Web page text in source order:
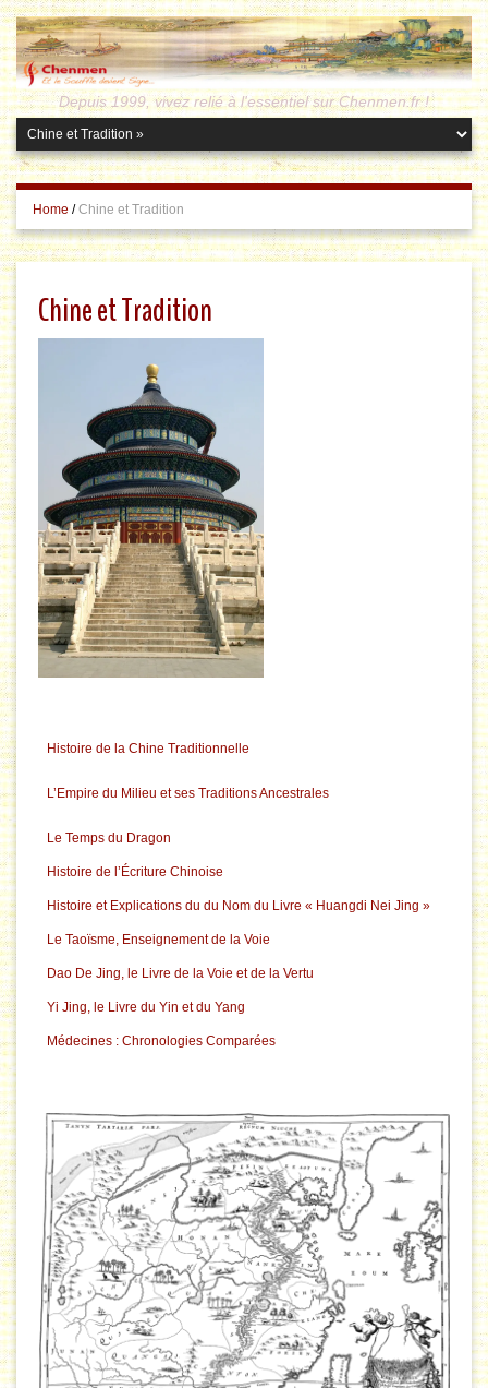
Depuis 1999, vivez relié à l'essentiel sur Chenmen.fr !
Home / Chine et Tradition
Chine et Tradition
Histoire de la Chine Traditionnelle
L’Empire du Milieu et ses Traditions Ancestrales
Le Temps du Dragon
Histoire de l’Écriture Chinoise
Histoire et Explications du du Nom du Livre « Huangdi Nei Jing »
Le Taoïsme, Enseignement de la Voie
Dao De Jing, le Livre de la Voie et de la Vertu
Yi Jing, le Livre du Yin et du Yang
Médecines : Chronologies Comparées